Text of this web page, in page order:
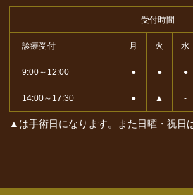
受付時間
診療受付 月 火 水
9:00～12:00 ● ● ●
14:00～17:30 ● ▲ -
▲は手術日になります。また日曜・祝日